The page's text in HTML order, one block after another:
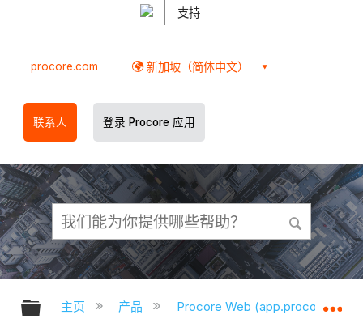
支持
procore.com 新加坡（简体中文）
联系人 登录 Procore 应用
扩展/隐缩全局层次
主页 产品 Procore Web